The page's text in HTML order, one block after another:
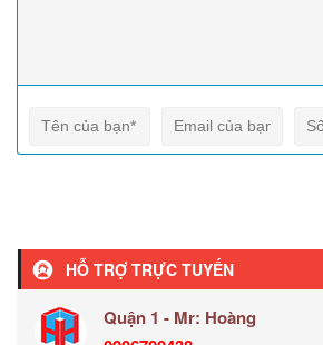
HỖ TRỢ TRỰC TUYẾN
Quận 1 - Mr: Hoàng